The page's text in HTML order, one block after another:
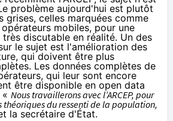
problème aujourd'hui est plutôt
grises, celles marquées comme
mobiles, pour une
discutable en réalité. Un des
le sujet est l'amélioration des
qui doivent être plus
Les données complètes de
qui leur sont encore
être disponible en open data
« Nous travaillerons avec l’ARCEP, pour
théoriques du ressenti de la population,
la secrétaire d'État.